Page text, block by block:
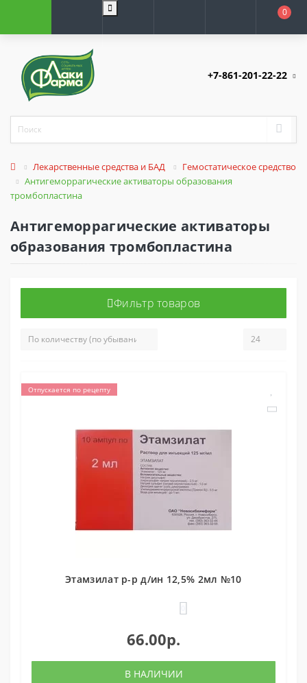
0
+7-861-201-22-22
Лекарственные средства и БАД
Гемостатическое средство
Антигеморрагические активаторы образования
тромбопластина
Антигеморрагические активаторы
образования тромбопластина
Фильтр товаров
Отпускается по рецепту
Этамзилат р-р д/ин 12,5% 2мл №10
66.00р.
В НАЛИЧИИ